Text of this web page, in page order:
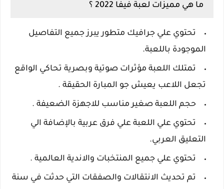
ما هي مميزات لعبة فيفا 2022 ؟
تحتوي علي جرافيك متطور يبرز جميع التفاصيل
الموجودة باللعبة.
تمتلك اللعبة مؤثرات صوتية وبصرية تحاكي الواقع
تجعل اللاعب يعيش جو المبارة الحقيقة .
حجم اللعبة صغير مناسب للاجهزة الضعيفة .
تحتوي علي اللعبة علي فرق عربية بالإضافة الي
التعليق العربي.
تحتوي علي جميع المنتخبات والاندية العالمية .
تم تحديث الانتقالات والصفقات التي حدثت في سنة